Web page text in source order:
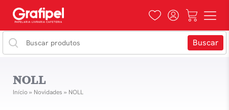
NOLL
Início» Novidades » NOLL